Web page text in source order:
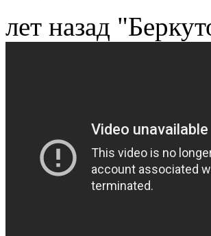
лет назад